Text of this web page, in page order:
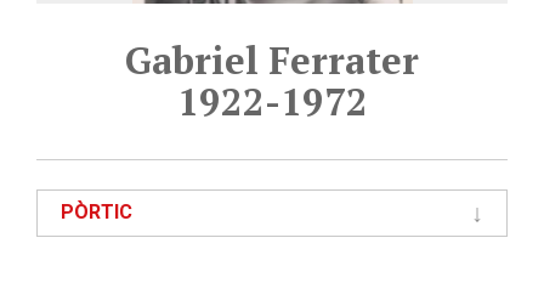
Gabriel Ferrater
1922-1972
PÒRTIC